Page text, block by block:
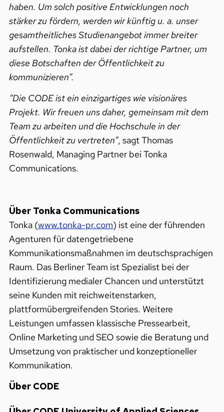
haben. Um solch positive Entwicklungen noch
stärker zu fördern, werden wir künftig u. a. unser
gesamtheitliches Studienangebot immer breiter
aufstellen. Tonka ist dabei der richtige Partner, um
diese Botschaften der Öffentlichkeit zu
kommunizieren”.
“Die CODE ist ein einzigartiges wie visionäres
Projekt. Wir freuen uns daher, gemeinsam mit dem
Team zu arbeiten und die Hochschule in der
Öffentlichkeit zu vertreten”, sagt Thomas
Rosenwald, Managing Partner bei Tonka
Communications.
Über Tonka Communications
Tonka (www.tonka-pr.com) ist eine der führenden
Agenturen für datengetriebene
Kommunikationsmaßnahmen im deutschsprachigen
Raum. Das Berliner Team ist Spezialist bei der
Identifizierung medialer Chancen und unterstützt
seine Kunden mit reichweitenstarken,
plattformübergreifenden Stories. Weitere
Leistungen umfassen klassische Pressearbeit,
Online Marketing und SEO sowie die Beratung und
Umsetzung von praktischer und konzeptioneller
Kommunikation.
Über CODE